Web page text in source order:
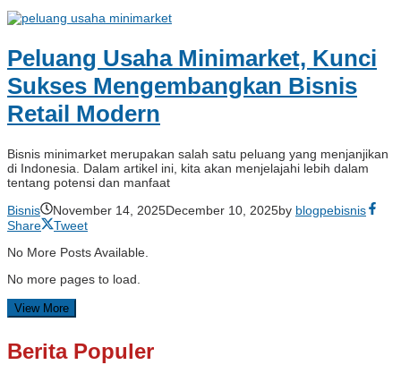
Peluang Usaha Minimarket, Kunci
Sukses Mengembangkan Bisnis
Retail Modern
Bisnis minimarket merupakan salah satu peluang yang menjanjikan
di Indonesia. Dalam artikel ini, kita akan menjelajahi lebih dalam
tentang potensi dan manfaat
Bisnis
November 14, 2025December 10, 2025by blogpebisnis
Share
Tweet
No More Posts Available.
No more pages to load.
View More
Berita Populer